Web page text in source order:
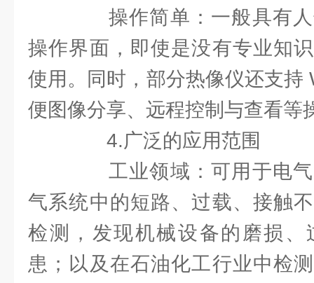
操作简单：一般具有人
操作界面，即使是没有专业知
使用。同时，部分热像仪还支持
便图像分享、远程控制与查看等
4.广泛的应用范围
工业领域：可用于电气
气系统中的短路、过载、接触
检测，发现机械设备的磨损、
患；以及在石油化工行业中检